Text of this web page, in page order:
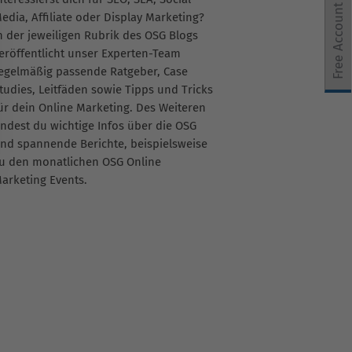
Affiliate oder Display Marketing?
der jeweiligen Rubrik des OSG Blogs
unser Experten-Team
passende Ratgeber, Case
Leitfäden sowie Tipps und Tricks
dein Online Marketing. Des Weiteren
du wichtige Infos über die OSG
spannende Berichte, beispielsweise
den monatlichen OSG Online
Events.
Free Account
erteilt werden kann. Die erste Service-